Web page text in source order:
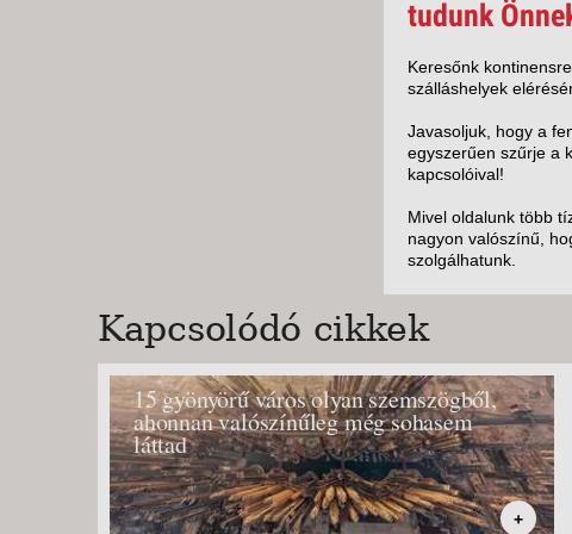
tudunk
Keresőnk
szálláshelyek
Javasoljuk, hogy a
egyszerűen szűrje a
kapcsolóival!
Mivel oldalunk több
nagyon valószínű,
szolgálhatunk.
Kapcsolódó cikkek
15 gyönyörű város olyan szemszögből,
ahonnan valószínűleg még sohasem
láttad
+